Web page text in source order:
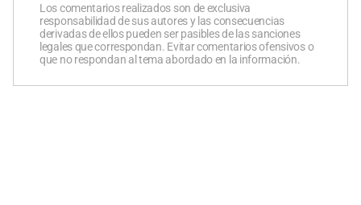
Los comentarios realizados son de exclusiva
responsabilidad de sus autores y las consecuencias
derivadas de ellos pueden ser pasibles de las sanciones
legales que correspondan. Evitar comentarios ofensivos o
que no respondan al tema abordado en la información.